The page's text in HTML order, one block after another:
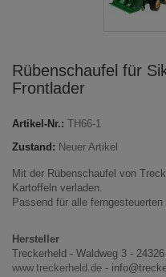
Rübenschaufel für
Frontlader
Artikel-Nr.: TH66-1
Zustand: Neuer Artikel
Mit der Rübenschaufel von
Kartoffeln verladen.
Passend für alle
Hersteller
Treckerheld - Waldweg 3 -
www.treckerheld.de -